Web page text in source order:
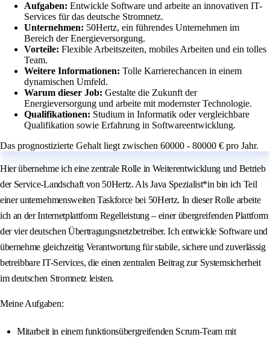
Aufgaben: Entwickle Software und arbeite an innovativen IT-
Services für das deutsche Stromnetz.
Unternehmen: 50Hertz, ein führendes Unternehmen im
Bereich der Energieversorgung.
Vorteile: Flexible Arbeitszeiten, mobiles Arbeiten und ein tolles
Team.
Weitere Informationen: Tolle Karrierechancen in einem
dynamischen Umfeld.
Warum dieser Job: Gestalte die Zukunft der
Energieversorgung und arbeite mit modernster Technologie.
Qualifikationen: Studium in Informatik oder vergleichbare
Qualifikation sowie Erfahrung in Softwareentwicklung.
Das prognostizierte Gehalt liegt zwischen 60000 - 80000 € pro Jahr.
Hier übernehme ich eine zentrale Rolle in Weiterentwicklung und Betrieb
der Service-Landschaft von 50Hertz. Als Java Spezialist*in bin ich Teil
einer unternehmensweiten Taskforce bei 50Hertz. In dieser Rolle arbeite
ich an der Internetplattform Regelleistung – einer übergreifenden Plattform
der vier deutschen Übertragungsnetzbetreiber. Ich entwickle Software und
übernehme gleichzeitig Verantwortung für stabile, sichere und zuverlässig
betreibbare IT-Services, die einen zentralen Beitrag zur Systemsicherheit
im deutschen Stromnetz leisten.
Meine Aufgaben:
Mitarbeit in einem funktionsübergreifenden Scrum‐Team mit